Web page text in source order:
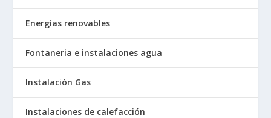
Energías renovables
Fontaneria e instalaciones agua
Instalación Gas
Instalaciones de calefacción